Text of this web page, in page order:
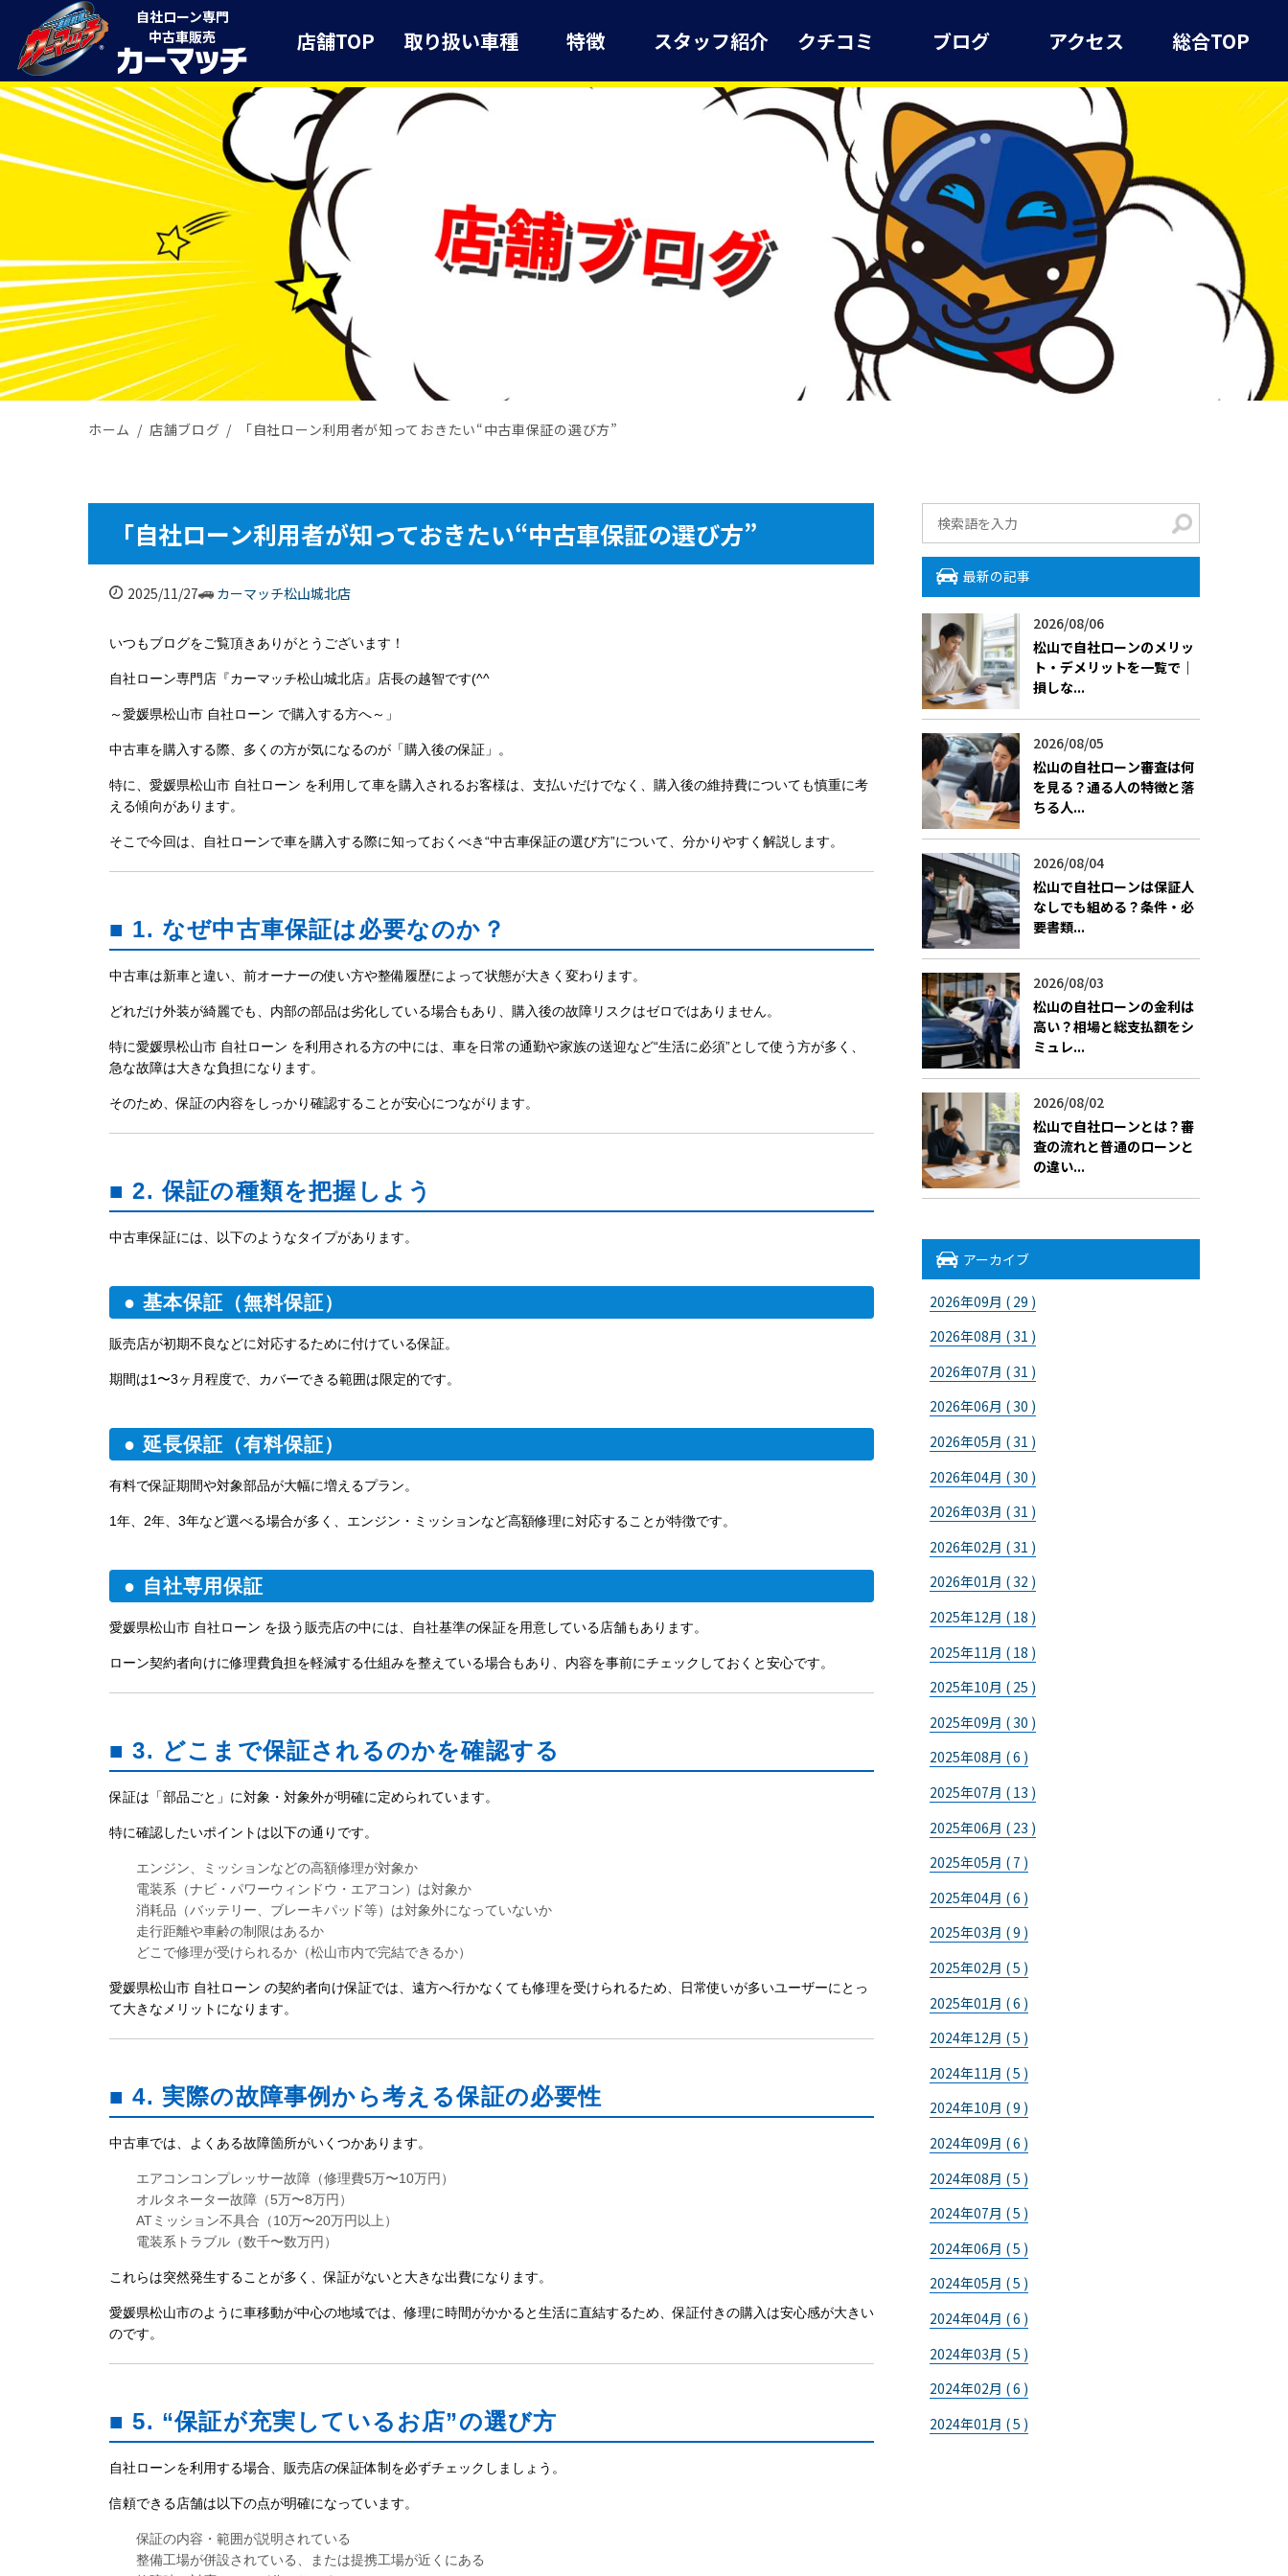
自社ローン専門
中古車販売
店舗TOP 取り扱い車種 特徴 スタッフ紹介 クチコミ ブログ アクセス 総合TOP
ホーム 店舗ブログ 「自社ローン利用者が知っておきたい“中古車保証の選び方”
「自社ローン利用者が知っておきたい“中古車保証の選び方”
2025/11/27 カーマッチ松山城北店
いつもブログをご覧頂きありがとうございます！
自社ローン専門店『カーマッチ松山城北店』店長の越智です(^^
～愛媛県松山市 自社ローン で購入する方へ～」
中古車を購入する際、多くの方が気になるのが「購入後の保証」。
特に、愛媛県松山市 自社ローン を利用して車を購入されるお客様は、支払いだけでなく、購入後の維持費についても慎重に考
える傾向があります。
そこで今回は、自社ローンで車を購入する際に知っておくべき“中古車保証の選び方”について、分かりやすく解説します。
■ 1. なぜ中古車保証は必要なのか？
中古車は新車と違い、前オーナーの使い方や整備履歴によって状態が大きく変わります。
どれだけ外装が綺麗でも、内部の部品は劣化している場合もあり、購入後の故障リスクはゼロではありません。
特に愛媛県松山市 自社ローン を利用される方の中には、車を日常の通勤や家族の送迎など“生活に必須”として使う方が多く、
急な故障は大きな負担になります。
そのため、保証の内容をしっかり確認することが安心につながります。
■ 2. 保証の種類を把握しよう
中古車保証には、以下のようなタイプがあります。
● 基本保証（無料保証）
販売店が初期不良などに対応するために付けている保証。
期間は1〜3ヶ月程度で、カバーできる範囲は限定的です。
● 延長保証（有料保証）
有料で保証期間や対象部品が大幅に増えるプラン。
1年、2年、3年など選べる場合が多く、エンジン・ミッションなど高額修理に対応することが特徴です。
● 自社専用保証
愛媛県松山市 自社ローン を扱う販売店の中には、自社基準の保証を用意している店舗もあります。
ローン契約者向けに修理費負担を軽減する仕組みを整えている場合もあり、内容を事前にチェックしておくと安心です。
■ 3. どこまで保証されるのかを確認する
保証は「部品ごと」に対象・対象外が明確に定められています。
特に確認したいポイントは以下の通りです。
エンジン、ミッションなどの高額修理が対象か
電装系（ナビ・パワーウィンドウ・エアコン）は対象か
消耗品（バッテリー、ブレーキパッド等）は対象外になっていないか
走行距離や車齢の制限はあるか
どこで修理が受けられるか（松山市内で完結できるか）
愛媛県松山市 自社ローン の契約者向け保証では、遠方へ行かなくても修理を受けられるため、日常使いが多いユーザーにとっ
て大きなメリットになります。
■ 4. 実際の故障事例から考える保証の必要性
中古車では、よくある故障箇所がいくつかあります。
エアコンコンプレッサー故障（修理費5万〜10万円）
オルタネーター故障（5万〜8万円）
ATミッション不具合（10万〜20万円以上）
電装系トラブル（数千〜数万円）
これらは突然発生することが多く、保証がないと大きな出費になります。
愛媛県松山市のように車移動が中心の地域では、修理に時間がかかると生活に直結するため、保証付きの購入は安心感が大きい
のです。
■ 5. “保証が充実しているお店”の選び方
自社ローンを利用する場合、販売店の保証体制を必ずチェックしましょう。
信頼できる店舗は以下の点が明確になっています。
保証の内容・範囲が説明されている
整備工場が併設されている、または提携工場が近くにある
最新の記事
2026/08/06
松山で自社ローンのメリッ
ト・デメリットを一覧で｜
損しな...
2026/08/05
松山の自社ローン審査は何
を見る？通る人の特徴と落
ちる人...
2026/08/04
松山で自社ローンは保証人
なしでも組める？条件・必
要書類...
2026/08/03
松山の自社ローンの金利は
高い？相場と総支払額をシ
ミュレ...
2026/08/02
松山で自社ローンとは？審
査の流れと普通のローンと
の違い...
アーカイブ
2026年09月 ( 29 )
2026年08月 ( 31 )
2026年07月 ( 31 )
2026年06月 ( 30 )
2026年05月 ( 31 )
2026年04月 ( 30 )
2026年03月 ( 31 )
2026年02月 ( 31 )
2026年01月 ( 32 )
2025年12月 ( 18 )
2025年11月 ( 18 )
2025年10月 ( 25 )
2025年09月 ( 30 )
2025年08月 ( 6 )
2025年07月 ( 13 )
2025年06月 ( 23 )
2025年05月 ( 7 )
2025年04月 ( 6 )
2025年03月 ( 9 )
2025年02月 ( 5 )
2025年01月 ( 6 )
2024年12月 ( 5 )
2024年11月 ( 5 )
2024年10月 ( 9 )
2024年09月 ( 6 )
2024年08月 ( 5 )
2024年07月 ( 5 )
2024年06月 ( 5 )
2024年05月 ( 5 )
2024年04月 ( 6 )
2024年03月 ( 5 )
2024年02月 ( 6 )
2024年01月 ( 5 )